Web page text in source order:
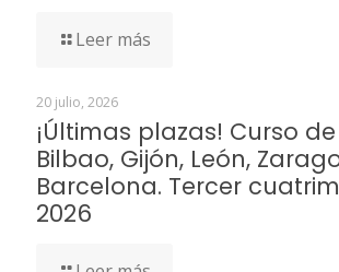
Leer más
20 julio, 2026
¡Últimas plazas! Curso de
Bilbao, Gijón, León,
Barcelona. Tercer
2026